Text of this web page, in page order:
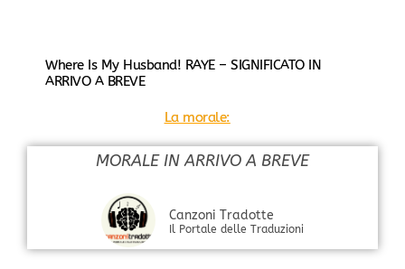
Where Is My Husband! RAYE – SIGNIFICATO IN
ARRIVO A BREVE
La morale:
MORALE IN ARRIVO A BREVE
Canzoni Tradotte
Il Portale delle Traduzioni